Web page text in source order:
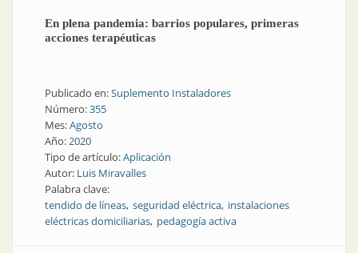
En plena pandemia: barrios populares, primeras
acciones terapéuticas
Publicado en:Suplemento Instaladores
Número:355
Mes:Agosto
Año:2020
Tipo de artículo:Aplicación
Autor: Luis Miravalles
Palabra clave:
tendido de líneas seguridad eléctrica instalaciones
eléctricas domiciliarias pedagogía activa